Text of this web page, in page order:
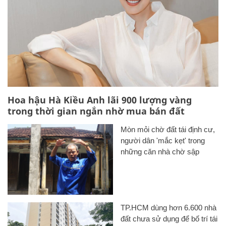
Hoa hậu Hà Kiều Anh lãi 900 lượng vàng
trong thời gian ngắn nhờ mua bán đất
Mòn mỏi chờ đất tái định cư,
người dân 'mắc kẹt' trong
những căn nhà chờ sập
TP.HCM dùng hơn 6.600 nhà
đất chưa sử dụng để bố trí tái